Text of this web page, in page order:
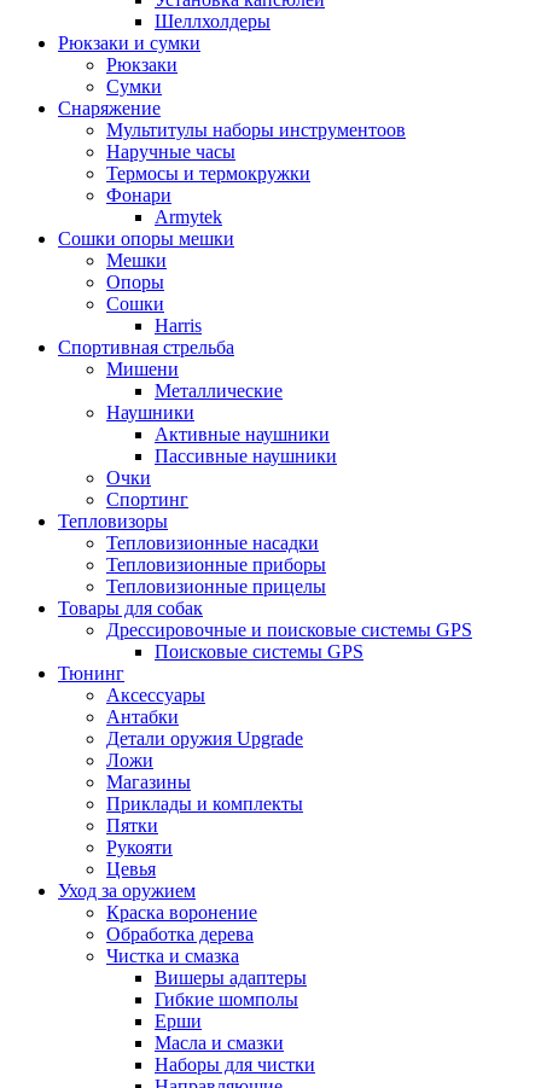
Шеллхолдеры
Рюкзаки и сумки
Рюкзаки
Сумки
Снаряжение
Мультитулы наборы инструментоов
Наручные часы
Термосы и термокружки
Фонари
Armytek
Сошки опоры мешки
Мешки
Опоры
Сошки
Harris
Спортивная стрельба
Мишени
Металлические
Наушники
Активные наушники
Пассивные наушники
Очки
Спортинг
Тепловизоры
Тепловизионные насадки
Тепловизионные приборы
Тепловизионные прицелы
Товары для собак
Дрессировочные и поисковые системы GPS
Поисковые системы GPS
Тюнинг
Аксессуары
Антабки
Детали оружия Upgrade
Ложи
Магазины
Приклады и комплекты
Пятки
Рукояти
Цевья
Уход за оружием
Краска воронение
Обработка дерева
Чистка и смазка
Вишеры адаптеры
Гибкие шомполы
Ерши
Масла и смазки
Наборы для чистки